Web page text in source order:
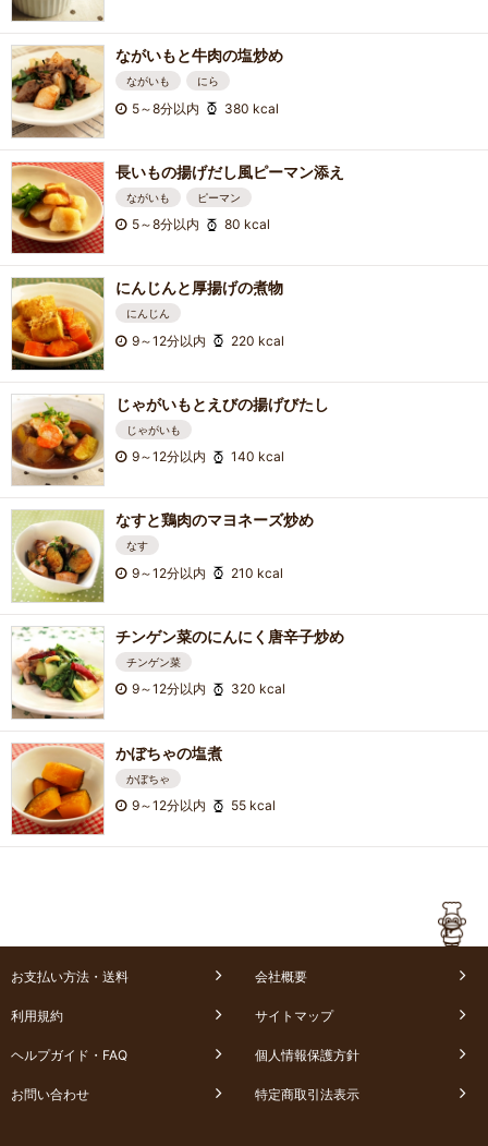
ながいもと牛肉の塩炒め
ながいも にら
5～8分以内 380 kcal
長いもの揚げだし風ピーマン添え
ながいも ピーマン
5～8分以内 80 kcal
にんじんと厚揚げの煮物
にんじん
9～12分以内 220 kcal
じゃがいもとえびの揚げびたし
じゃがいも
9～12分以内 140 kcal
なすと鶏肉のマヨネーズ炒め
なす
9～12分以内 210 kcal
チンゲン菜のにんにく唐辛子炒め
チンゲン菜
9～12分以内 320 kcal
かぼちゃの塩煮
かぼちゃ
9～12分以内 55 kcal
お支払い方法・送料 会社概要
利用規約 サイトマップ
ヘルプガイド・FAQ 個人情報保護方針
お問い合わせ 特定商取引法表示